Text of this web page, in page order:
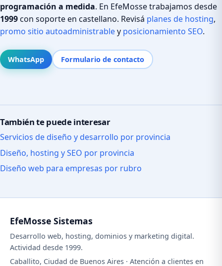
programación a medida. En EfeMosse trabajamos desde
1999con soporte en castellano. Revisá planes de hosting,
promo sitio autoadministrabley posicionamiento SEO.
WhatsApp Formulario de contacto
También te puede interesar
Servicios de diseño y desarrollo por provincia
Diseño, hosting y SEO por provincia
Diseño web para empresas por rubro
EfeMosse Sistemas
Desarrollo web, hosting, dominios y marketing digital.
Actividad desde 1999.
Caballito, Ciudad de Buenos Aires · Atención a clientes en